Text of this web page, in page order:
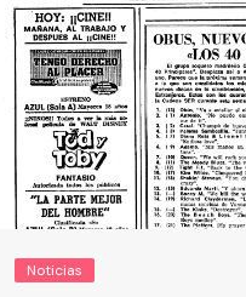
EL TROPE
Noticias